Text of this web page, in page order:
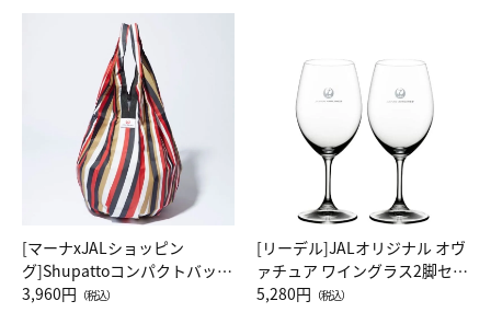
[マーナxJALショッピン
グ]Shupattoコンパクトバッグ
Drop JAL客室乗務員（LC）ス
3,960円 （税込）
[リーデル]JALオリジナル オヴ
ァチュア ワイングラス2脚セッ
ト（レッドワイン）
5,280円 （税込）